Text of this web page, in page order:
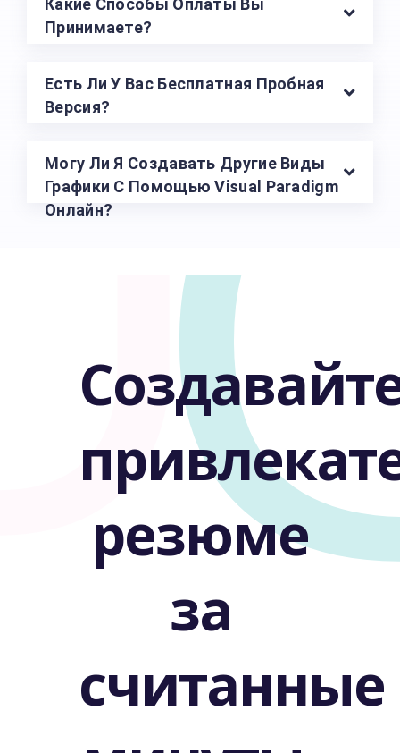
Какие Способы Оплаты Вы
Принимаете?
Есть Ли У Вас Бесплатная Пробная
Версия?
Могу Ли Я Создавать Другие Виды
Графики С Помощью Visual Paradigm
Онлайн?
резюме
за
считанные